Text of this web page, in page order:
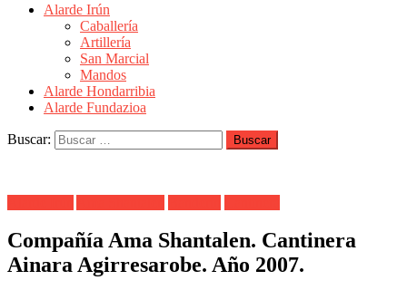
Alarde Irún
Caballería
Artillería
San Marcial
Mandos
Alarde Hondarribia
Alarde Fundazioa
Buscar:
Compañía Ama Shantalen. Cantinera
Ainara Agirresarobe. Año 2007.